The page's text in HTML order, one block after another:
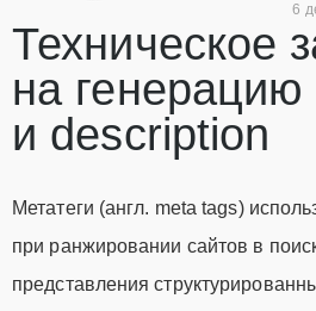
6
Техническое
на
и description
Метатеги (англ. meta tags)
при ранжировании сайтов в
представления